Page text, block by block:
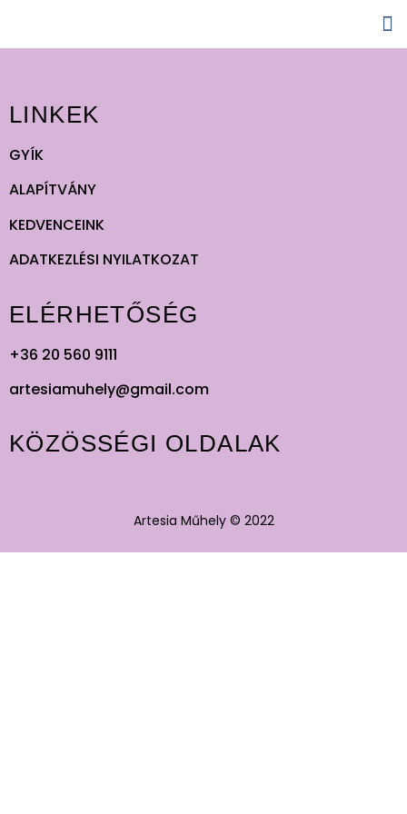
LINKEK
GYÍK
ALAPÍTVÁNY
KEDVENCEINK
ADATKEZLÉSI NYILATKOZAT
ELÉRHETŐSÉG
+36 20 560 9111
artesiamuhely@gmail.com
KÖZÖSSÉGI OLDALAK
Artesia Műhely © 2022